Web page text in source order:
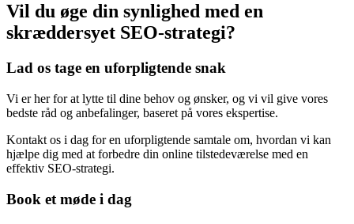
Vil du øge din synlighed med en
skræddersyet SEO-strategi?
Lad os tage en uforpligtende snak
Vi er her for at lytte til dine behov og ønsker, og vi vil give vores
bedste råd og anbefalinger, baseret på vores ekspertise.
Kontakt os i dag for en uforpligtende samtale om, hvordan vi kan
hjælpe dig med at forbedre din online tilstedeværelse med en
effektiv SEO-strategi.
Book et møde i dag